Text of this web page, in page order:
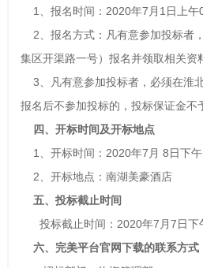
1、报名时间：2020年7月1日上午
2、报名方式：凡有意参加投标者
集区开渠路一号）报名并领取相关资
3、凡有意参加投标者，必须在淮
报名后不参加投标的，投标保证金
四、开标时间及开标地点
1、开标时间：2020年7月 8日下
2、开标地点：南湖美豪酒店
五、投标截止时间
投标截止时间：2020年7月7日下
六、完美平台官网下载的联系方式